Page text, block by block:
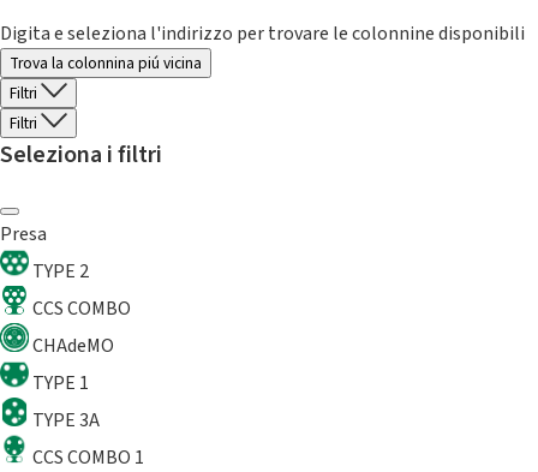
Digita e seleziona l'indirizzo per trovare le colonnine disponibili
Trova la colonnina piú vicina
Filtri
Filtri
Seleziona i filtri
Presa
TYPE 2
CCS COMBO
CHAdeMO
TYPE 1
TYPE 3A
CCS COMBO 1